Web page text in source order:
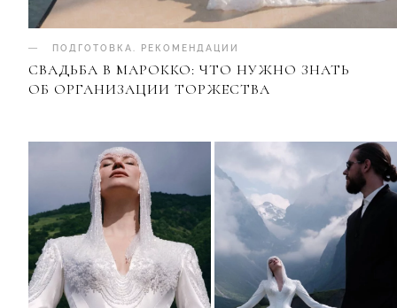
ПОДГОТОВКА РЕКОМЕНДАЦИИ
СВАДЬБА В МАРОККО: ЧТО НУЖНО ЗНАТЬ
ОБ ОРГАНИЗАЦИИ ТОРЖЕСТВА